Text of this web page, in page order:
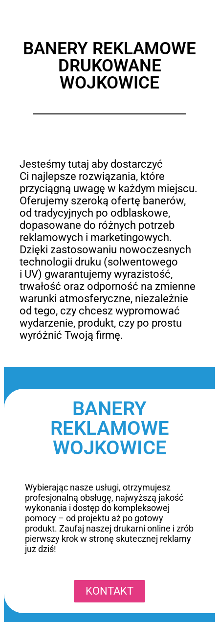
BANERY REKLAMOWE
DRUKOWANE
WOJKOWICE
Jesteśmy tutaj aby dostarczyć
Ci najlepsze rozwiązania, które
przyciągną uwagę w każdym miejscu.
Oferujemy szeroką ofertę banerów,
od tradycyjnych po odblaskowe,
dopasowane do różnych potrzeb
reklamowych i marketingowych.
Dzięki zastosowaniu nowoczesnych
technologii druku (solwentowego
i UV) gwarantujemy wyrazistość,
trwałość oraz odporność na zmienne
warunki atmosferyczne, niezależnie
od tego, czy chcesz wypromować
wydarzenie, produkt, czy po prostu
wyróżnić Twoją firmę.
BANERY
REKLAMOWE
WOJKOWICE
Wybierając nasze usługi, otrzymujesz
profesjonalną obsługę, najwyższą jakość
wykonania i dostęp do kompleksowej
pomocy – od projektu aż po gotowy
produkt. Zaufaj naszej drukarni online i zrób
pierwszy krok w stronę skutecznej reklamy
już dziś!
KONTAKT